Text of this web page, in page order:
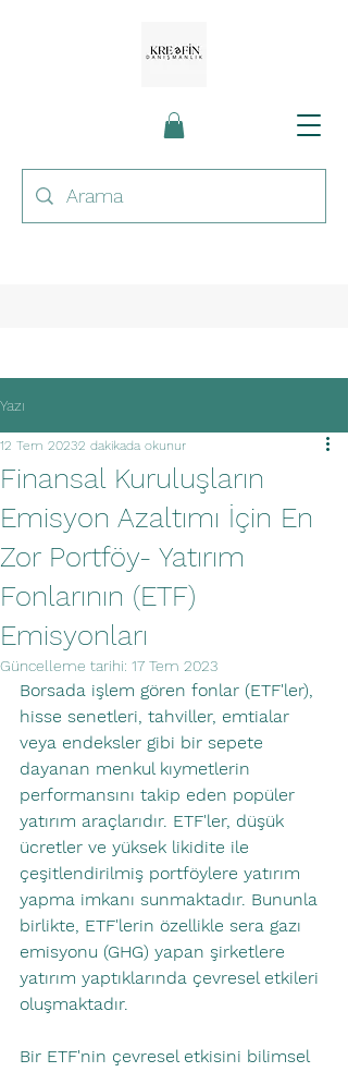
Yazı
Finansal Kuruluşların
Emisyon Azaltımı İçin En
Zor Portföy- Yatırım
Fonlarının (ETF)
Emisyonları
12 Tem 20232 dakikada okunur
Güncelleme tarihi: 17 Tem 2023
Borsada işlem gören fonlar (ETF'ler),
hisse senetleri, tahviller, emtialar
veya endeksler gibi bir sepete
dayanan menkul kıymetlerin
performansını takip eden popüler
yatırım araçlarıdır. ETF'ler, düşük
ücretler ve yüksek likidite ile
çeşitlendirilmiş portföylere yatırım
yapma imkanı sunmaktadır. Bununla
birlikte, ETF'lerin özellikle sera gazı
emisyonu (GHG) yapan şirketlere
yatırım yaptıklarında çevresel etkileri
oluşmaktadır.
Bir ETF'nin çevresel etkisini bilimsel